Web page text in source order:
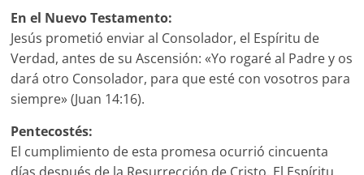
En el Nuevo Testamento:
Jesús prometió enviar al Consolador, el Espíritu de
Verdad, antes de su Ascensión: «Yo rogaré al Padre y os
dará otro Consolador, para que esté con vosotros para
siempre» (Juan 14:16).
Pentecostés:
El cumplimiento de esta promesa ocurrió cincuenta